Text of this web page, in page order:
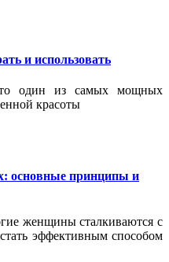
и использовать
один из самых мощных
красоты
основные принципы и
женщины сталкиваются с
эффективным способом